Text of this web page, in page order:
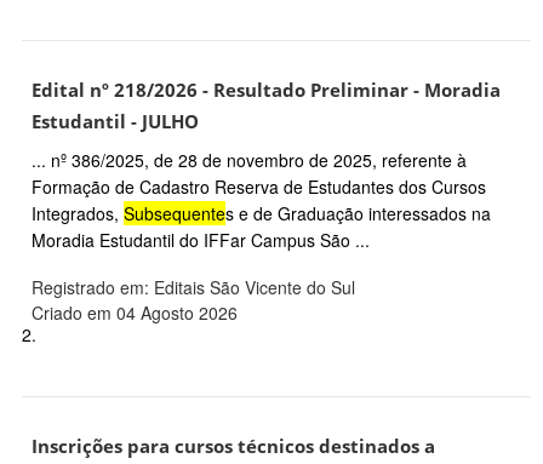
Edital nº 218/2026 - Resultado Preliminar - Moradia
Estudantil - JULHO
... nº 386/2025, de 28 de novembro de 2025, referente à
Formação de Cadastro Reserva de Estudantes dos Cursos
Integrados, Subsequentes e de Graduação interessados na
Moradia Estudantil do IFFar Campus São ...
Registrado em: Editais São Vicente do Sul
Criado em 04 Agosto 2026
2.
Inscrições para cursos técnicos destinados a